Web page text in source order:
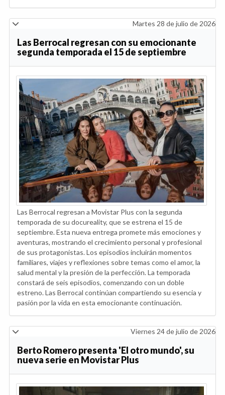
Martes 28 de julio de 2026
Las Berrocal regresan con su emocionante
segunda temporada el 15 de septiembre
Las Berrocal regresan a Movistar Plus con la segunda
temporada de su docureality, que se estrena el 15 de
septiembre. Esta nueva entrega promete más emociones y
aventuras, mostrando el crecimiento personal y profesional
de sus protagonistas. Los episodios incluirán momentos
familiares, viajes y reflexiones sobre temas como el amor, la
salud mental y la presión de la perfección. La temporada
constará de seis episodios, comenzando con un doble
estreno. Las Berrocal continúan compartiendo su esencia y
pasión por la vida en esta emocionante continuación.
Viernes 24 de julio de 2026
Berto Romero presenta 'El otro mundo', su
nueva serie en Movistar Plus